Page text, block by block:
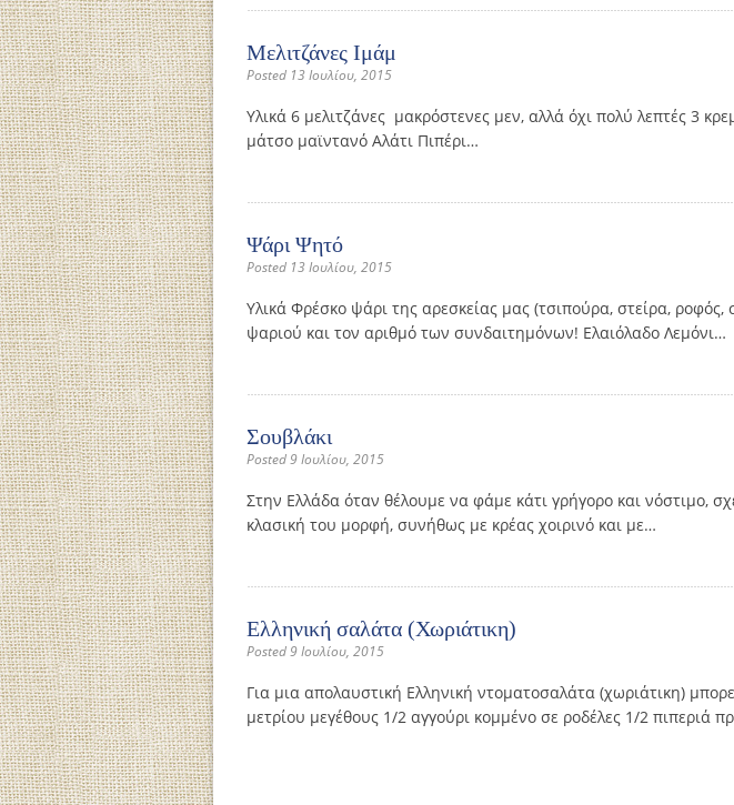
Μελιτζάνες Ιμάμ
Posted 13 Ιουλίου, 2015
Υλικά 6 μελιτζάνες μακρόστενες μεν, αλλά όχι πολύ λεπτές 3
μάτσο μαϊντανό Αλάτι Πιπέρι…
Ψάρι Ψητό
Posted 13 Ιουλίου, 2015
Υλικά Φρέσκο ψάρι της αρεσκείας μας (τσιπούρα, στείρα,
ψαριού και τον αριθμό των συνδαιτημόνων! Ελαιόλαδο Λεμόνι…
Σουβλάκι
Posted 9 Ιουλίου, 2015
Στην Ελλάδα όταν θέλουμε να φάμε κάτι γρήγορο και νόστιμο,
κλασική του μορφή, συνήθως με κρέας χοιρινό και με…
Ελληνική σαλάτα (Χωριάτικη)
Posted 9 Ιουλίου, 2015
Για μια απολαυστική Ελληνική ντοματοσαλάτα (χωριάτικη)
μετρίου μεγέθους 1/2 αγγούρι κομμένο σε ροδέλες 1/2 πιπεριά